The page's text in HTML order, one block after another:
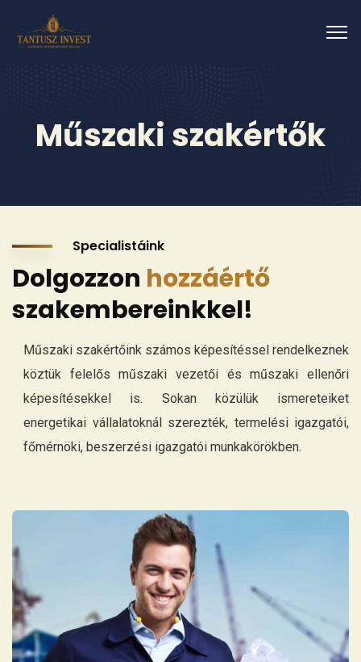
Műszaki szakértők
Specialistáink
Dolgozzon hozzáértő
szakembereinkkel!
Műszaki szakértőink számos képesítéssel rendelkeznek
köztük felelős műszaki vezetői és műszaki ellenőri
képesítésekkel is. Sokan közülük ismereteiket
energetikai vállalatoknál szerezték, termelési igazgatói,
főmérnöki, beszerzési igazgatói munkakörökben.